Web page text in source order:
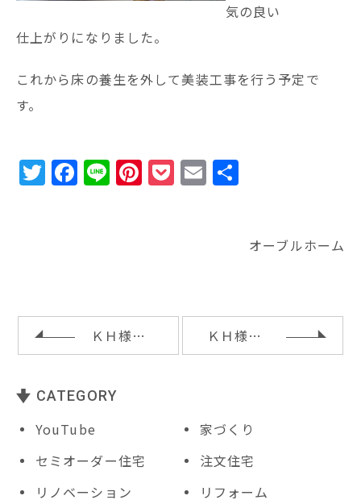
気の良い
仕上がりになりました。
これから床の養生を外して美装工事を行う予定で
す。
T
w
F
a
o
k
Li
n
Pi
n
P
o
E
m
オーブルホーム
ＫＨ様邸外構工事 ＫＨ様邸外構工事
CATEGORY
YouTube
家づくり
セミオーダー住宅
注文住宅
リノベーション
リフォーム